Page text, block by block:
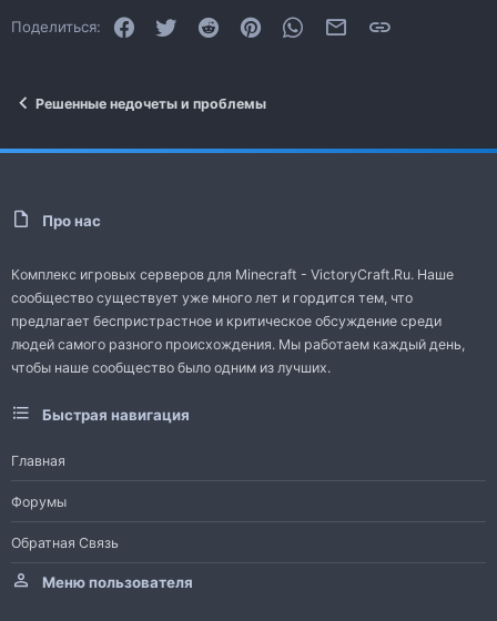
Поделиться: FacebookTwitter Reddit PinterestWhatsAppЭлектронная почта
Решенные недочеты и проблемы
Про нас
Комплекс игровых серверов для Minecraft - VictoryCraft.Ru. Наше
сообщество существует уже много лет и гордится тем, что
предлагает беспристрастное и критическое обсуждение среди
людей самого разного происхождения. Мы работаем каждый день,
чтобы наше сообщество было одним из лучших.
Быстрая навигация
Главная
Форумы
Обратная Связь
Меню пользователя